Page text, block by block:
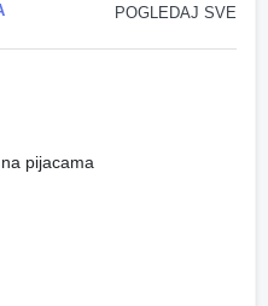
POGLEDAJ SVE
pijacama